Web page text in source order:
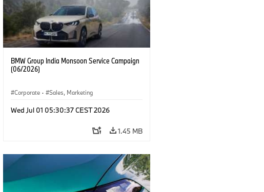
BMW Group India Monsoon Service Campaign
(06/2026)
Corporate · Sales, Marketing
Wed Jul 01 05:30:37 CEST 2026
1.45 MB